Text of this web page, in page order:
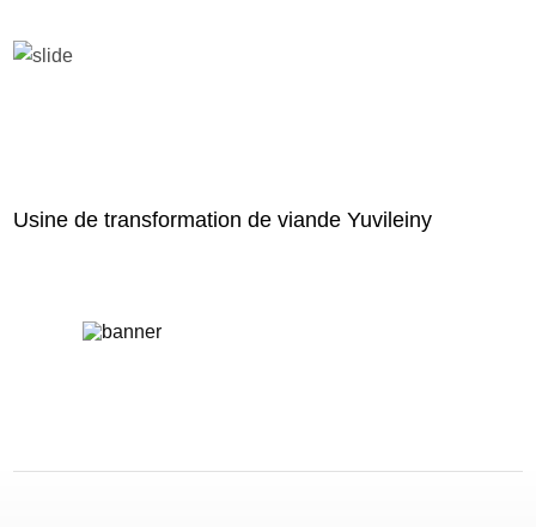
Usine de transformation de viande Yuvileiny